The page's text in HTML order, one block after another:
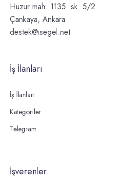
Huzur mah. 1135. sk. 5/2
Çankaya, Ankara
destek@isegel.net
İş İlanları
İş İlanları
Kategoriler
Telegram
İşverenler